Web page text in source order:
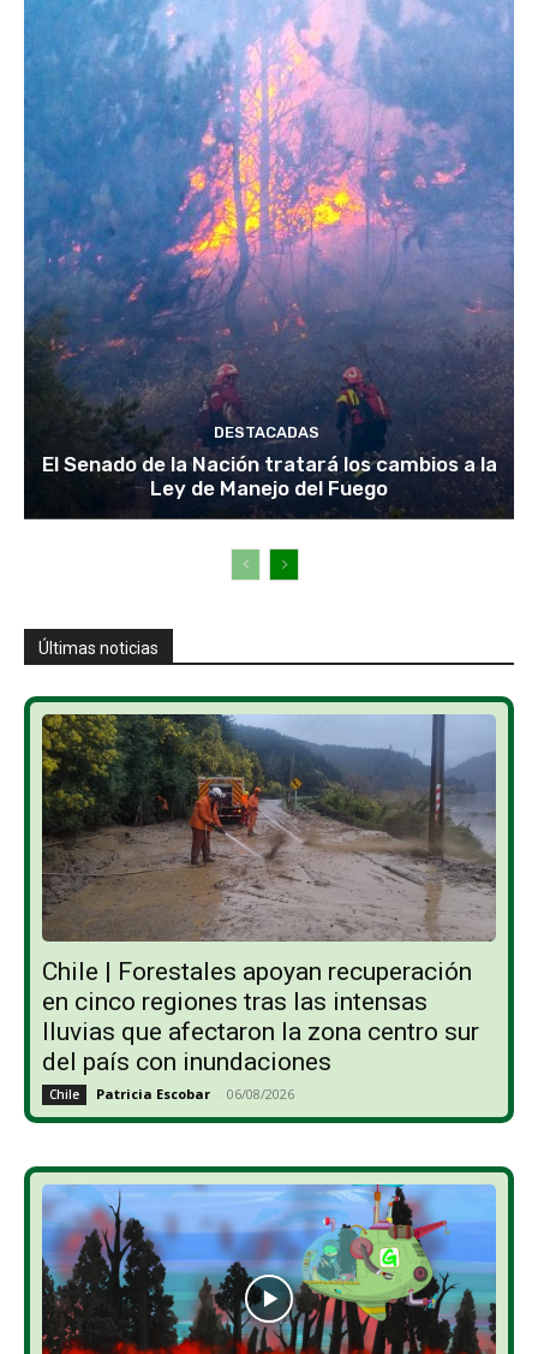
DESTACADAS
El Senado de la Nación tratará los cambios a la
Ley de Manejo del Fuego
Últimas noticias
Chile | Forestales apoyan recuperación
en cinco regiones tras las intensas
lluvias que afectaron la zona centro sur
del país con inundaciones
Chile Patricia Escobar - 06/08/2026